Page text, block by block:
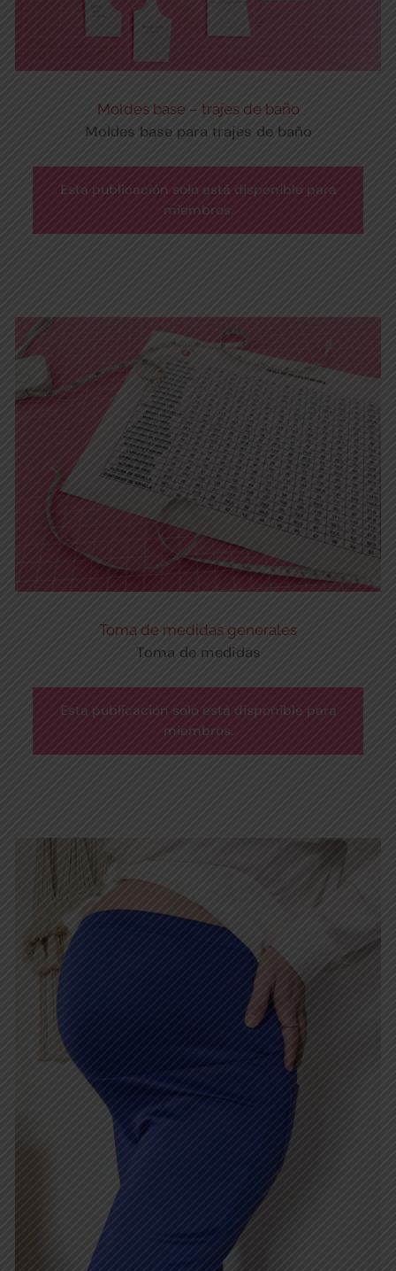
Moldes base – trajes de baño
Moldes base para trajes de baño
Esta publicación solo está disponible para
miembros.
Toma de medidas generales
Toma de medidas
Esta publicación solo está disponible para
miembros.